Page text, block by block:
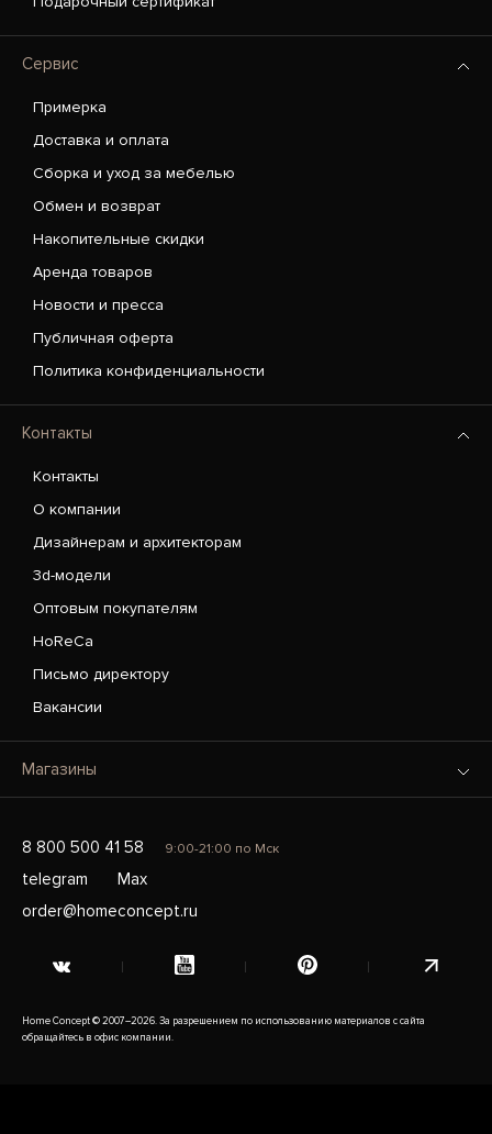
Сервис
Примерка
Доставка и оплата
Сборка и уход за мебелью
Обмен и возврат
Накопительные скидки
Аренда товаров
Новости и пресса
Публичная оферта
Политика конфиденциальности
Контакты
Контакты
О компании
Дизайнерам и архитекторам
3d-модели
Оптовым покупателям
HoReCa
Письмо директору
Вакансии
Магазины
8 800 500 41 58 9:00-21:00 по Мск
telegram
Max
order@homeconcept.ru
Home Concept © 2007–2026. За разрешением по использованию материалов с сайта
обращайтесь в офис компании.